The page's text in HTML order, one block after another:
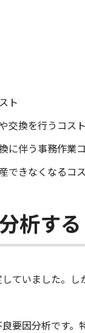
ト
交換を行うコスト
に伴う事務作業
できなくなるコ
析する
ていました。
要因分析です